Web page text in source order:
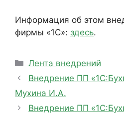
Информация об этом
фирмы «1С»: здесь.
Рубрики
Лента внедрений
Внедрение ПП
Мухина И.А.
Внедрение ПП